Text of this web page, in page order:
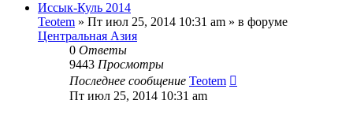
Иссык-Куль 2014
Teotem » Пт июл 25, 2014 10:31 am » в форуме
Центральная Азия
0 Ответы
9443 Просмотры
Последнее сообщение Teotem
Пт июл 25, 2014 10:31 am